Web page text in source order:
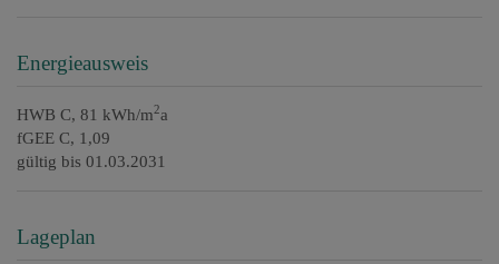
Energieausweis
HWB C, 81 kWh/m2a
fGEE C, 1,09
gültig bis 01.03.2031
Lageplan